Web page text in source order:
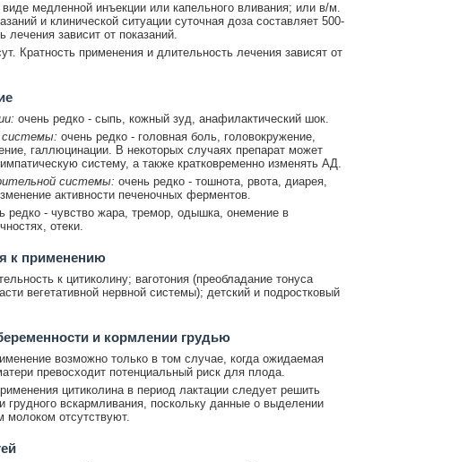
медленной инъекции или капельного вливания; или в/м.
и клинической ситуации суточная доза составляет 500-
лечения зависит от показаний.
Кратность применения и длительность лечения зависят от
очень редко - сыпь, кожный зуд, анафилактический шок.
системы: очень редко - головная боль, головокружение,
галлюцинации. В некоторых случаях препарат может
систему, а также кратковременно изменять АД.
системы: очень редко - тошнота, рвота, диарея,
активности печеночных ферментов.
редко - чувство жара, тремор, одышка, онемение в
отеки.
к применению
к цитиколину; ваготония (преобладание тонуса
вегетативной нервной системы); детский и подростковый
и кормлении грудью
возможно только в том случае, когда ожидаемая
превосходит потенциальный риск для плода.
цитиколина в период лактации следует решить
грудного вскармливания, поскольку данные о выделении
молоком отсутствуют.